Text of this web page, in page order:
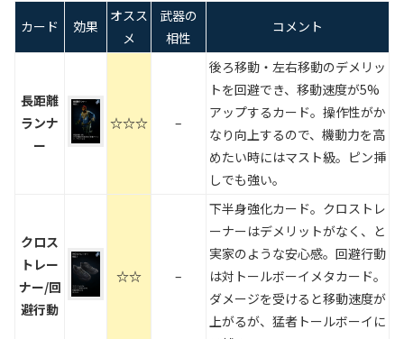
カード 効果
オスス
メ
武器の
相性
コメント
長距離
ランナ
ー
☆☆☆ –
後ろ移動・左右移動のデメリッ
トを回避でき、移動速度が5%
アップするカード。操作性がか
なり向上するので、機動力を高
めたい時にはマスト級。ピン挿
しでも強い。
クロス
トレー
ナー/回
避行動
☆☆ –
下半身強化カード。クロストレ
ーナーはデメリットがなく、と
実家のような安心感。回避行動
は対トールボーイメタカード。
ダメージを受けると移動速度が
上がるが、猛者トールボーイに